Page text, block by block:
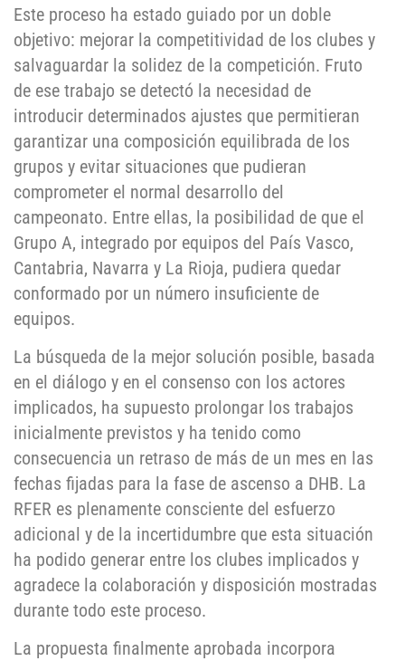
Este proceso ha estado guiado por un doble
objetivo: mejorar la competitividad de los clubes y
salvaguardar la solidez de la competición. Fruto
de ese trabajo se detectó la necesidad de
introducir determinados ajustes que permitieran
garantizar una composición equilibrada de los
grupos y evitar situaciones que pudieran
comprometer el normal desarrollo del
campeonato. Entre ellas, la posibilidad de que el
Grupo A, integrado por equipos del País Vasco,
Cantabria, Navarra y La Rioja, pudiera quedar
conformado por un número insuficiente de
equipos.
La búsqueda de la mejor solución posible, basada
en el diálogo y en el consenso con los actores
implicados, ha supuesto prolongar los trabajos
inicialmente previstos y ha tenido como
consecuencia un retraso de más de un mes en las
fechas fijadas para la fase de ascenso a DHB. La
RFER es plenamente consciente del esfuerzo
adicional y de la incertidumbre que esta situación
ha podido generar entre los clubes implicados y
agradece la colaboración y disposición mostradas
durante todo este proceso.
La propuesta finalmente aprobada incorpora